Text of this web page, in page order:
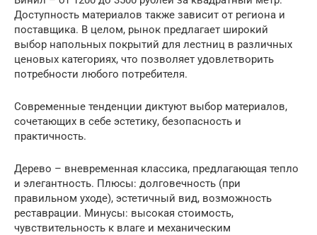
Доступность материалов также зависит от региона и
поставщика. В целом, рынок предлагает широкий
выбор напольных покрытий для лестниц в различных
ценовых категориях, что позволяет удовлетворить
потребности любого потребителя.
Современные тенденции диктуют выбор материалов,
сочетающих в себе эстетику, безопасность и
практичность.
Дерево – вневременная классика, предлагающая тепло
и элегантность. Плюсы: долговечность (при
правильном уходе), эстетичный вид, возможность
реставрации. Минусы: высокая стоимость,
чувствительность к влаге и механическим